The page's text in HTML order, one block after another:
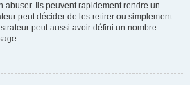
abuser. Ils peuvent rapidement rendre un
peut décider de les retirer ou simplement
peut aussi avoir défini un nombre